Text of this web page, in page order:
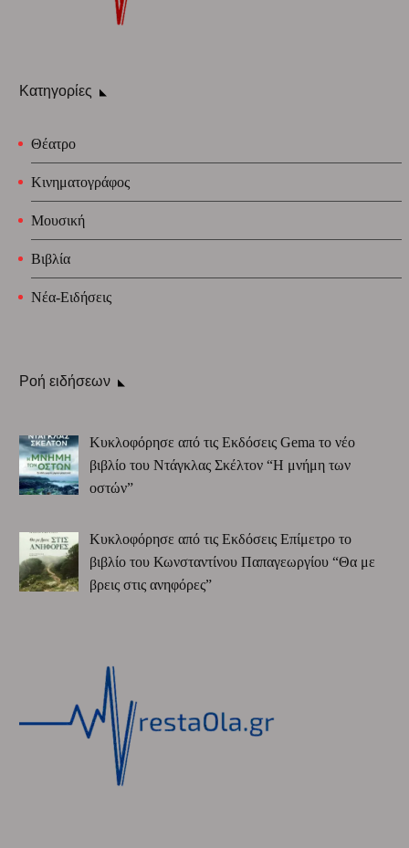
Κατηγορίες
Θέατρο
Κινηματογράφος
Μουσική
Βιβλία
Νέα-Ειδήσεις
Ροή ειδήσεων
Κυκλοφόρησε από τις Εκδόσεις Gema το νέο
βιβλίο του Ντάγκλας Σκέλτον “Η μνήμη των
οστών”
Κυκλοφόρησε από τις Εκδόσεις Επίμετρο το
βιβλίο του Κωνσταντίνου Παπαγεωργίου “Θα με
βρεις στις ανηφόρες”